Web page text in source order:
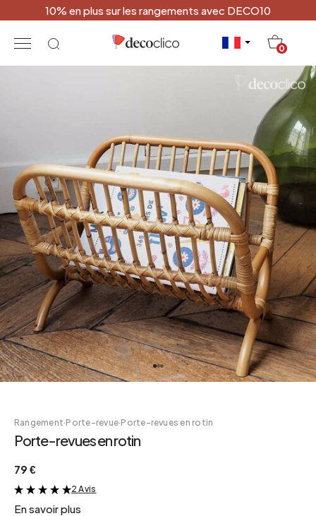
10% en plus sur les rangements avec DECO10
0
Rangement·Porte-revue·Porte-revues en rotin
Porte-revues en rotin
79 €
&
2 Avis
En savoir plus